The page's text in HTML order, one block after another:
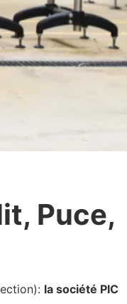
Puce,
la société PIC